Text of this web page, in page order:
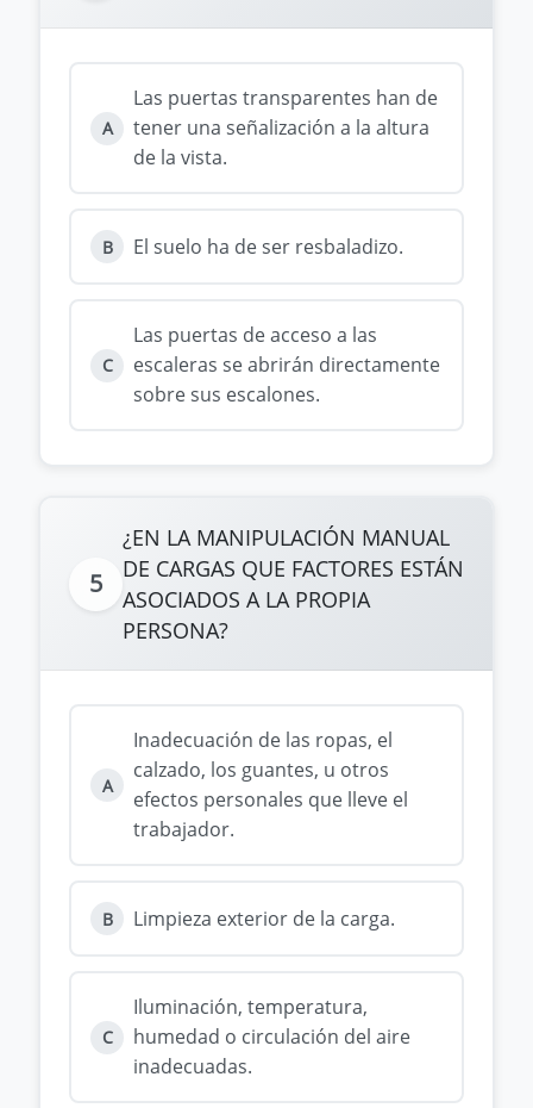
A
Las puertas transparentes han de
tener una señalización a la altura
de la vista.
B El suelo ha de ser resbaladizo.
C
Las puertas de acceso a las
escaleras se abrirán directamente
sobre sus escalones.
5
¿EN LA MANIPULACIÓN MANUAL
DE CARGAS QUE FACTORES ESTÁN
ASOCIADOS A LA PROPIA
PERSONA?
A
Inadecuación de las ropas, el
calzado, los guantes, u otros
efectos personales que lleve el
trabajador.
B Limpieza exterior de la carga.
C
Iluminación, temperatura,
humedad o circulación del aire
inadecuadas.